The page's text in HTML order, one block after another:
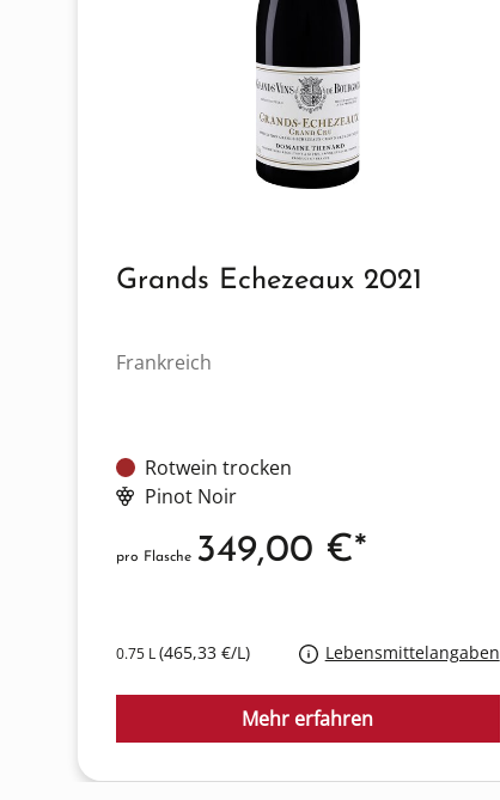
Grands Echezeaux 2021
Frankreich
Rotwein trocken
Pinot Noir
0.75 L(465,33 €/L) Lebensmittelangaben
pro Flasche 349,00 €*
Mehr erfahren